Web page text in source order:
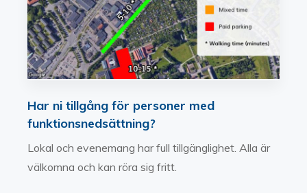
Har ni tillgång för personer med
funktionsnedsättning?
Lokal och evenemang har full tillgänglighet. Alla är
välkomna och kan röra sig fritt.